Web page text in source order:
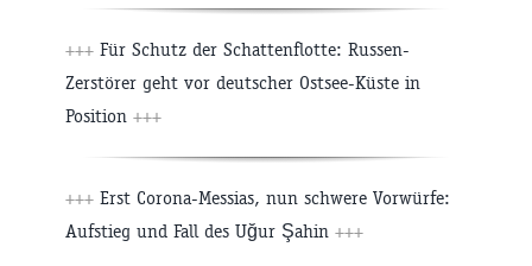
+++ Für Schutz der Schattenflotte: Russen-
Zerstörer geht vor deutscher Ostsee-Küste in
Position +++
+++ Erst Corona-Messias, nun schwere Vorwürfe:
Aufstieg und Fall des Uğur Şahin +++